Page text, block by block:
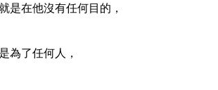
是在他沒有任何目的，
為了任何人，